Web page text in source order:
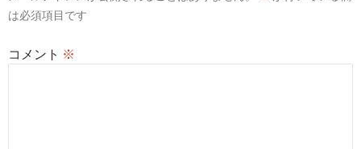
は必須項目です
コメント ※